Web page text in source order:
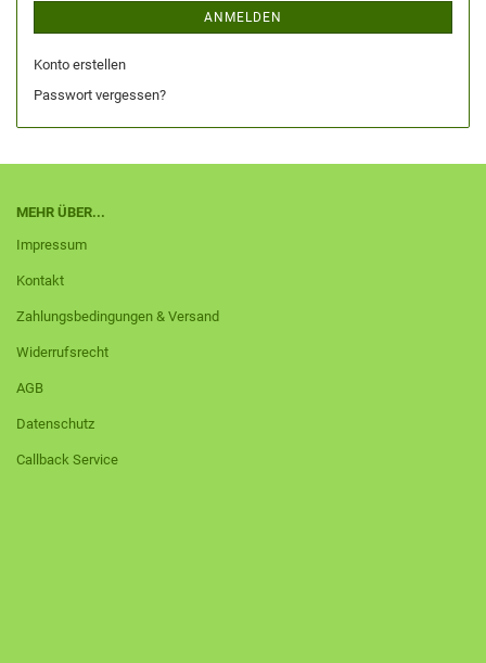
ANMELDEN
Konto erstellen
Passwort vergessen?
MEHR ÜBER...
Impressum
Kontakt
Zahlungsbedingungen & Versand
Widerrufsrecht
AGB
Datenschutz
Callback Service